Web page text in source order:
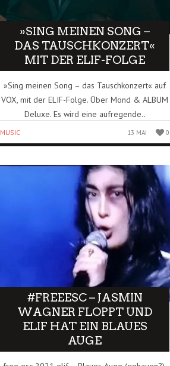
»SING MEINEN SONG –
DAS TAUSCHKONZERT«
MIT DER ELIF-FOLGE
»Sing meinen Song – das Tauschkonzert« auf
VOX, mit der ELIF-Folge. Über Mond & ALBUM
Deluxe. Es wird eine aufregende..
MUSIC 13 MAI 0
#FREEESC – JASMIN
WAGNER FLOPPT UND
ELIF HAT EIN BLAUES
AUGE